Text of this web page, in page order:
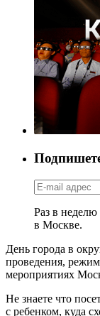
Раз в
в Москве.
День города в
проведения,
мероприятиях
Не знаете что
с ребенком, куда